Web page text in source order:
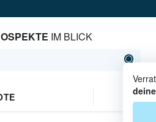
IM BLICK